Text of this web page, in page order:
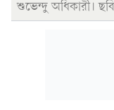
শুভেন্দু অধিকারী।